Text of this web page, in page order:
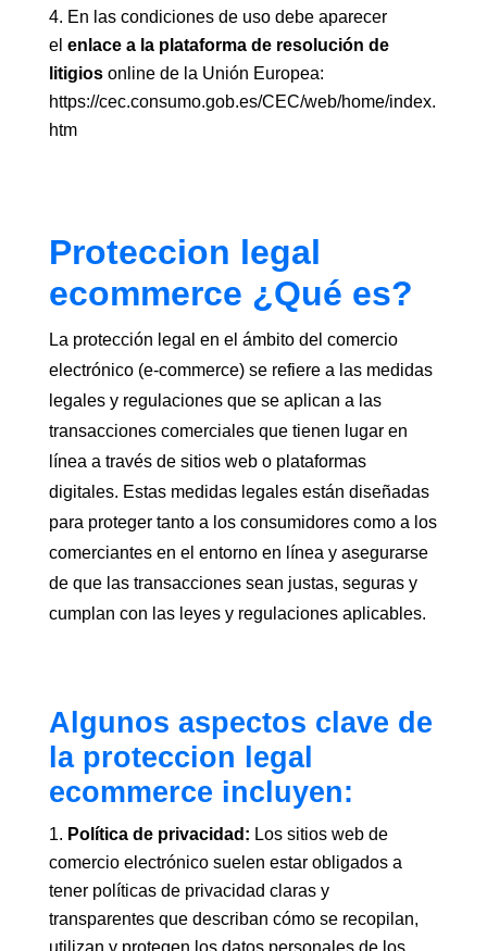
En las condiciones de uso debe aparecer
el enlace a la plataforma de resolución de
litigiosonline de la Unión Europea:
https://cec.consumo.gob.es/CEC/web/home/index.
htm
Proteccion legal
ecommerce ¿Qué es?
La protección legal en el ámbito del comercio
electrónico (e-commerce) se refiere a las medidas
legales y regulaciones que se aplican a las
transacciones comerciales que tienen lugar en
línea a través de sitios web o plataformas
digitales. Estas medidas legales están diseñadas
para proteger tanto a los consumidores como a los
comerciantes en el entorno en línea y asegurarse
de que las transacciones sean justas, seguras y
cumplan con las leyes y regulaciones aplicables.
Algunos aspectos clave de
la proteccion legal
ecommerce incluyen:
Política de privacidad: Los sitios web de
comercio electrónico suelen estar obligados a
tener políticas de privacidad claras y
transparentes que describan cómo se recopilan,